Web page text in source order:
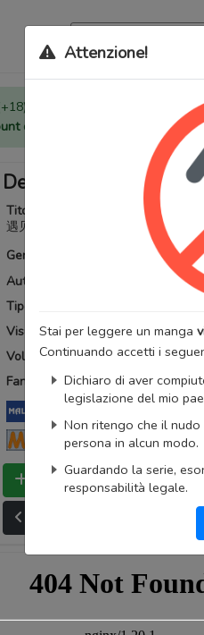
sono stati trasferiti sul nostro
di MangaWorld tutti i
Attenzione!
Stai per leggere un manga
Continuando accetti i
Dichiaro di aver
legislazione del mio
Non ritengo che il
persona in alcun modo.
Guardando la serie,
responsabilità legale.
Deawanakereba yo
Titoli alternativi:
遇见你该多好
Generi:
Scolastico
Autore:
Tipo:
Visualizzazioni:19152
Volumi totali:1
Fansub:JMA Scan Group
MangaUpdates
Bookmark Lista